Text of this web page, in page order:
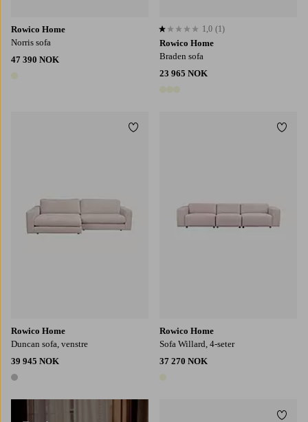
Rowico Home
Norris sofa
47 390 NOK
Rowico Home
Braden sofa
23 965 NOK
1,0 basert på 1 karaktergivninger
1,0 (1)
Rowico Home
Duncan sofa, venstre
39 945 NOK
1 farge
Legg til favoritter
Rowico Home
Sofa Willard, 4-seter
37 270 NOK